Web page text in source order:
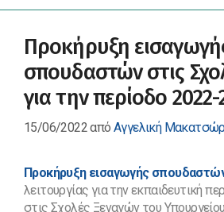
Προκήρυξη
σπουδαστών στις
για την περίοδο 2022-
15/06/2022απόΑγγελική
Προκήρυξη εισαγωγής
λειτουργίας για την εκπαιδευτική
στις Σχολές Ξεναγών του